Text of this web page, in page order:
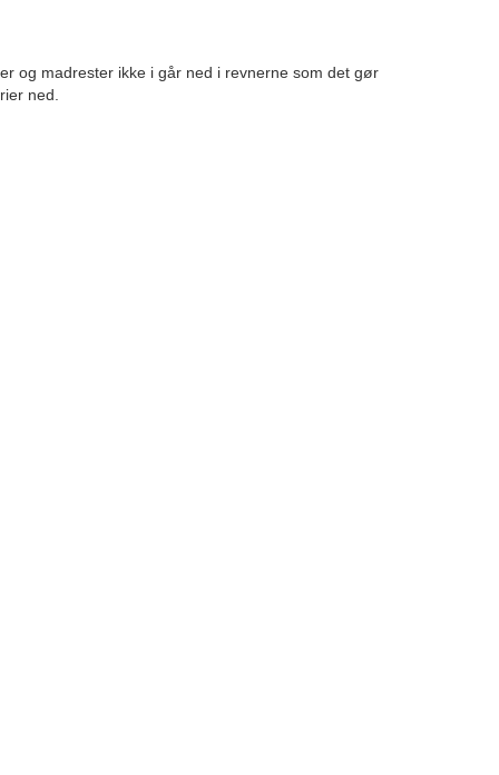
og madrester ikke i går ned i revnerne som det gør
ned.